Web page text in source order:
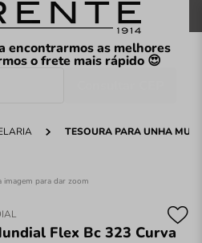
compras a partir de R$199
encontrarmos as melhores
o frete mais rápido 😍
TESOURA PARA UNHA
imagem para dar zoom
Flex Bc 323 Curva